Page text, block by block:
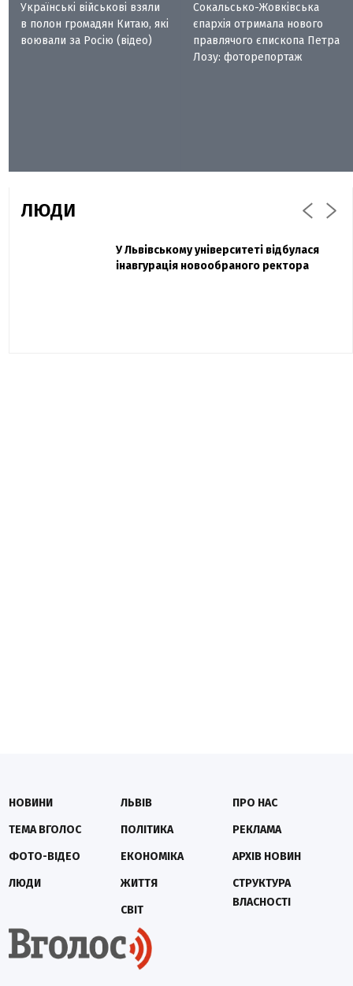
Українські військові взяли
в полон громадян Китаю, які
воювали за Росію (відео)
Сокальсько-Жовківська
єпархія отримала нового
правлячого єпископа Петра
Лозу: фоторепортаж
ЛЮДИ
Павло Дак
«Час не лікує, лише притуплює біль»:
Захисник "Азовсталі" Діанов вдруге
одружився та показав фото з весілля
У Львівському університеті відбулася
інавгурація новообраного ректора
НОВИНИ
ТЕМА ВГОЛОС
ФОТО-ВІДЕО
ЛЮДИ
ЛЬВІВ
ПОЛІТИКА
ЕКОНОМІКА
ЖИТТЯ
СВІТ
ПРО НАС
РЕКЛАМА
АРХІВ НОВИН
СТРУКТУРА
ВЛАСНОСТІ